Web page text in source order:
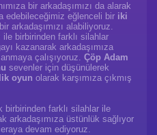
bir arkadaşımızı da alarak
edebileceğimiz eğlenceli bir iki
arkadaşımızı alabiliyoruz.
ile birbirinden farklı silahlar
kazanarak arkadaşımıza
çalışıyoruz. Çöp Adam
sevenler için düşünülerek
oyun olarak karşımıza çıkmış
birbirinden farklı silahlar ile
arkadaşımıza üstünlük sağlıyor
devam ediyoruz.